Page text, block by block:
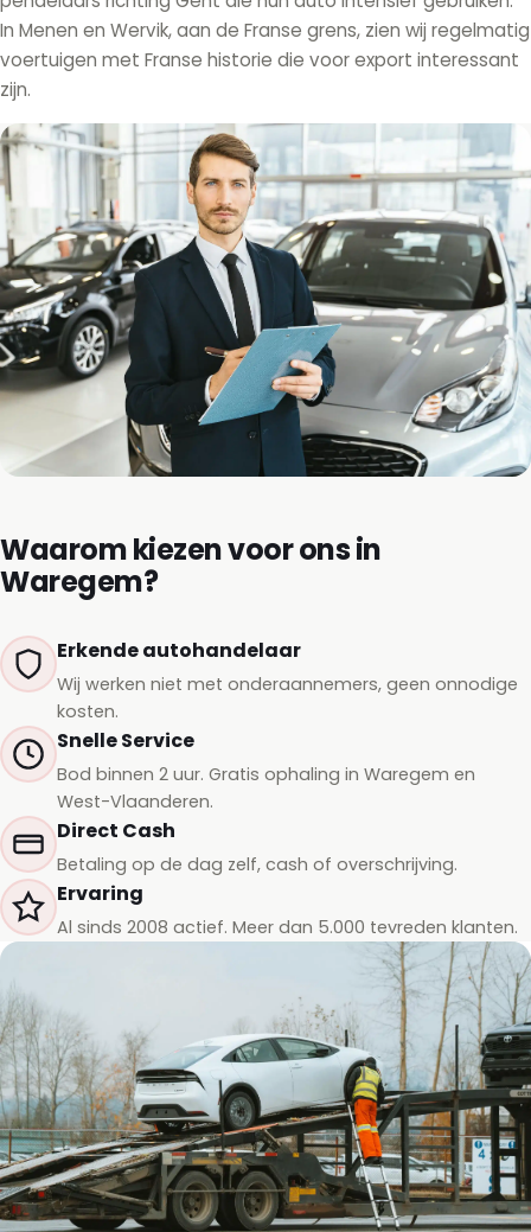
In Menen en Wervik, aan de Franse grens, zien wij regelmatig
voertuigen met Franse historie die voor export interessant
zijn.
Waarom kiezen voor ons in
Waregem?
Erkende autohandelaar
Wij werken niet met onderaannemers, geen onnodige
kosten.
Snelle Service
Bod binnen 2 uur. Gratis ophaling in Waregem en
West-Vlaanderen.
Direct Cash
Betaling op de dag zelf, cash of overschrijving.
Ervaring
Al sinds 2008 actief. Meer dan 5.000 tevreden klanten.